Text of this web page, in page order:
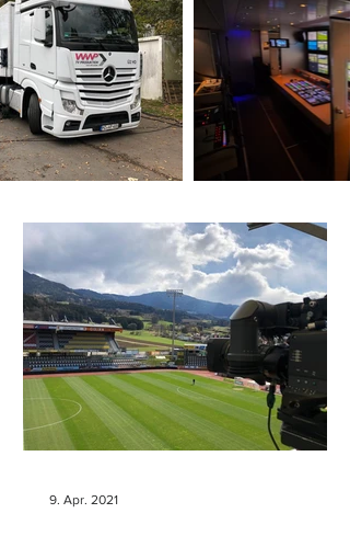
9. Apr. 2021